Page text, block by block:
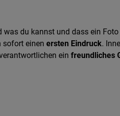
du kannst und dass ein
sofort einen ersten Eindruck.
ein freundliches